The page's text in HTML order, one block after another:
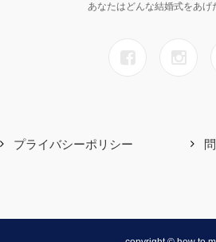
あなたはどんな結婚式をあげ
プライバシーポリシー